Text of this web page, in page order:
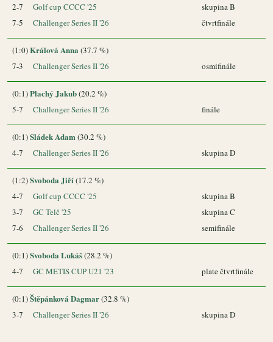
2-7
Golf cup CCCC '25
skupina B
7-5
Challenger Series II '26 čtvrtfinále
(1:0)Králová Anna (37.7 %)
7-3
Challenger Series II '26 osmifinále
(0:1)Plachý Jakub(20.2 %)
5-7
Challenger Series II '26 finále
(0:1)Sládek Adam (30.2 %)
4-7
Challenger Series II '26 skupina D
(1:2)Svoboda Jiří(17.2 %)
4-7
Golf cup CCCC '25
skupina B
3-7
GC Telč '25
skupina C
7-6
Challenger Series II '26 semifinále
(0:1)Svoboda Lukáš(28.2 %)
4-7
GC METIS CUP U21 '23 plate čtvrtfinále
(0:1)Štěpánková Dagmar(32.8 %)
3-7
Challenger Series II '26 skupina D